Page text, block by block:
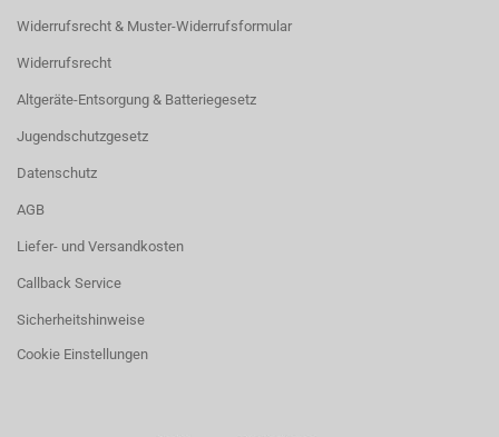
Widerrufsrecht & Muster-Widerrufsformular
Widerrufsrecht
Altgeräte-Entsorgung & Batteriegesetz
Jugendschutzgesetz
Datenschutz
AGB
Liefer- und Versandkosten
Callback Service
Sicherheitshinweise
Cookie Einstellungen